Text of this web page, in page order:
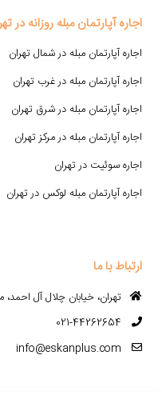
اجاره آپارتمان مبله روزانه در
اجاره آپارتمان مبله در شمال تهران
اجاره آپارتمان مبله در غرب تهران
اجاره آپارتمان مبله در شرق تهران
اجاره آپارتمان مبله در مرکز تهران
اجاره سوئیت در تهران
اجاره آپارتمان مبله لوکس در تهران
ارتباط با ما
تهران، خیابان چلال آل
021-44262654
info@eskanplus.com